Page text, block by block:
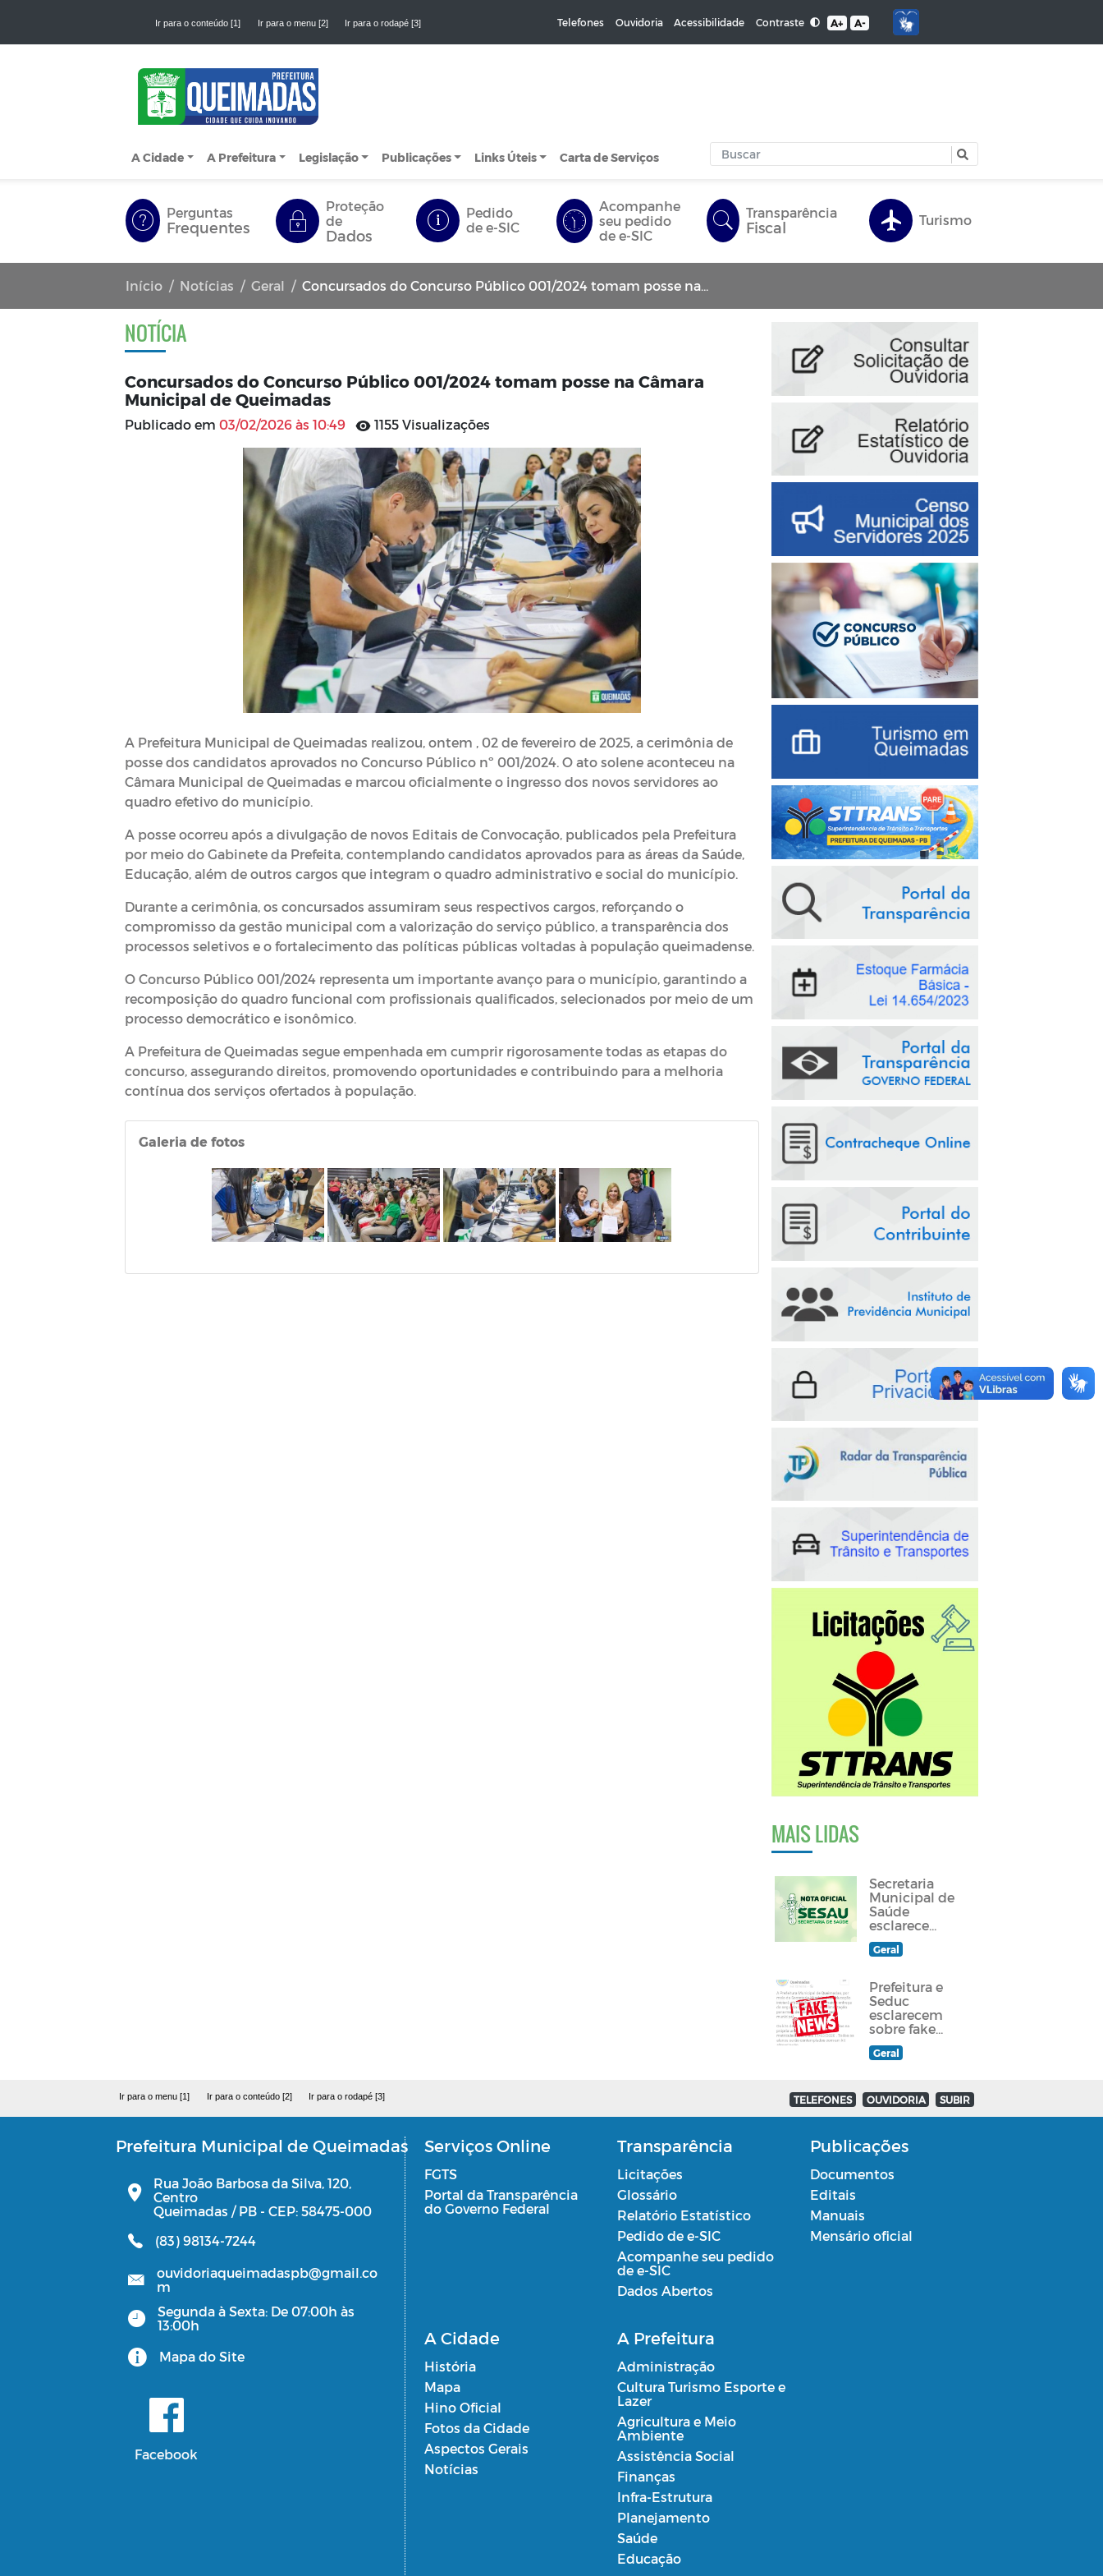
Ir para o conteúdo [1] Ir para o menu [2] Ir para o rodapé [3] Telefones Ouvidoria Acessibilidade Contraste A+ A-
A Cidade A Prefeitura Legislação Publicações Links Úteis Carta de Serviços
Perguntas
Frequentes
Proteção
de
Dados
Pedido
de e-SIC
Acompanhe
seu pedido
de e-SIC
Transparência
Fiscal Turismo
Início Notícias Geral Concursados do Concurso Público 001/2024 tomam posse na Câmara Municipal de Queimadas
NOTÍCIA
Concursados do Concurso Público 001/2024 tomam posse na Câmara
Municipal de Queimadas
Publicado em 03/02/2026 às 10:49 1155 Visualizações
A Prefeitura Municipal de Queimadas realizou, ontem , 02 de fevereiro de 2025, a cerimônia de
posse dos candidatos aprovados no Concurso Público nº 001/2024. O ato solene aconteceu na
Câmara Municipal de Queimadas e marcou oficialmente o ingresso dos novos servidores ao
quadro efetivo do município.
A posse ocorreu após a divulgação de novos Editais de Convocação, publicados pela Prefeitura
por meio do Gabinete da Prefeita, contemplando candidatos aprovados para as áreas da Saúde,
Educação, além de outros cargos que integram o quadro administrativo e social do município.
Durante a cerimônia, os concursados assumiram seus respectivos cargos, reforçando o
compromisso da gestão municipal com a valorização do serviço público, a transparência dos
processos seletivos e o fortalecimento das políticas públicas voltadas à população queimadense.
O Concurso Público 001/2024 representa um importante avanço para o município, garantindo a
recomposição do quadro funcional com profissionais qualificados, selecionados por meio de um
processo democrático e isonômico.
A Prefeitura de Queimadas segue empenhada em cumprir rigorosamente todas as etapas do
concurso, assegurando direitos, promovendo oportunidades e contribuindo para a melhoria
contínua dos serviços ofertados à população.
Galeria de fotos
MAIS LIDAS
Secretaria
Municipal de
Saúde
esclarece
sobre
atendimento
queimadense
Geral
Prefeitura e
Seduc
esclarecem
sobre fake
news
divulgada em
redes sociais
Geral
Ir para o menu [1] Ir para o conteúdo [2] Ir para o rodapé [3] TELEFONES OUVIDORIA SUBIR
Prefeitura Municipal de Queimadas
Rua João Barbosa da Silva, 120,
Centro
Queimadas / PB - CEP: 58475-000
(83) 98134-7244
ouvidoriaqueimadaspb@gmail.co
m
Segunda à Sexta: De 07:00h às
13:00h
Mapa do Site
Facebook
Serviços Online
FGTS
Portal da Transparência
do Governo Federal
Transparência
Licitações
Glossário
Relatório Estatístico
Pedido de e-SIC
Acompanhe seu pedido
de e-SIC
Dados Abertos
Publicações
Documentos
Editais
Manuais
Mensário oficial
A Cidade
História
Mapa
Hino Oficial
Fotos da Cidade
Aspectos Gerais
Notícias
A Prefeitura
Administração
Cultura Turismo Esporte e
Lazer
Agricultura e Meio
Ambiente
Assistência Social
Finanças
Infra-Estrutura
Planejamento
Saúde
Educação